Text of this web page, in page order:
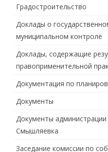
Градостроительство
Доклады о
муниципальном контроле
Доклады, содержащие
правоприменительной
Документация по
Документы
Документы администрации
Смышляевка
Заседание комиссии по